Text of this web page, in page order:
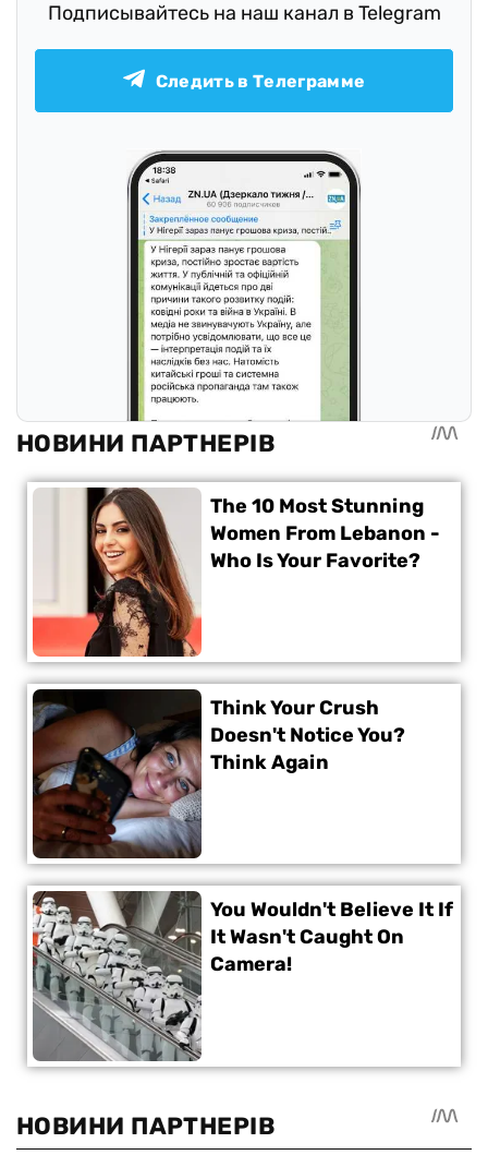
Подписывайтесь на наш канал в Telegram
Следить в Телеграмме